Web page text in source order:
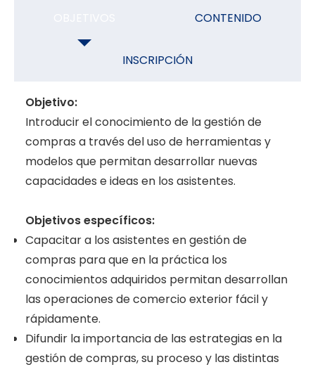
CONTENIDO
INSCRIPCIÓN
Objetivo:
Introducir el conocimiento de la gestión de
compras a través del uso de herramientas y
modelos que permitan desarrollar nuevas
capacidades e ideas en los asistentes.
Objetivos específicos:
Capacitar a los asistentes en gestión de
compras para que en la práctica los
conocimientos adquiridos permitan desarrollan
las operaciones de comercio exterior fácil y
rápidamente.
Difundir la importancia de las estrategias en la
gestión de compras, su proceso y las distintas